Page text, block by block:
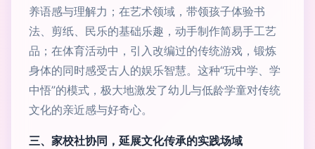
养语感与理解力；在艺术领域，带领孩子体验书
法、剪纸、民乐的基础乐趣，动手制作简易手工艺
品；在体育活动中，引入改编过的传统游戏，锻炼
身体的同时感受古人的娱乐智慧。这种“玩中学、学
中悟”的模式，极大地激发了幼儿与低龄学童对传统
文化的亲近感与好奇心。
三、家校社协同，延展文化传承的实践场域